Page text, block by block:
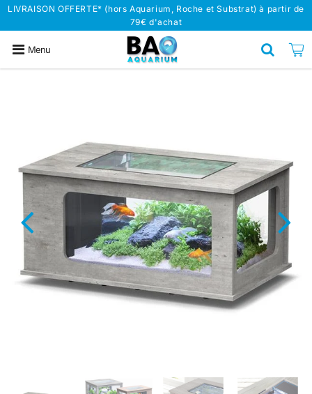
LIVRAISON OFFERTE* (hors Aquarium, Roche et Substrat) à partir de
79€ d'achat
Menu